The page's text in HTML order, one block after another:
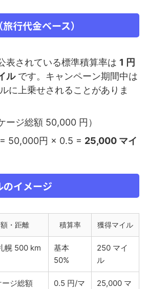
行代金ベース）
表されている標準積算率は 1 円
ルです。キャンペーン期間中は
に上乗せされることがありま
ージ総額 50,000 円）
50,000円 × 0.5 = 25,000 マイ
のイメージ
・距離 積算率 獲得マイル
幌 500 km
基本
50%
250 マイ
ル
ージ総額
0.5 円/マ
25,000 マ